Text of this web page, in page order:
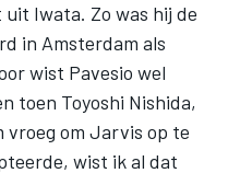
Iwata. Zo was hij de
in Amsterdam als
wist Pavesio wel
toen Toyoshi Nishida,
vroeg om Jarvis op te
wist ik al dat